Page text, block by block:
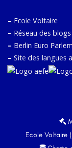
– Ecole Voltaire
– Réseau des
– Berlin Euro
– Site des langues
Ecole Voltaire